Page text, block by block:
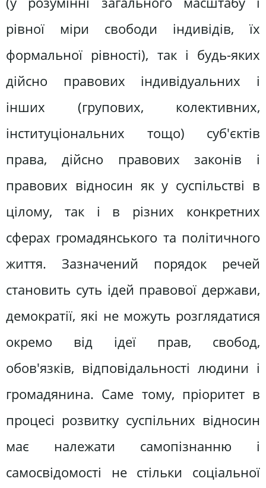
рівної міри свободи індивідів, їх
формальної рівності), так і будь-яких
дійсно правових індивідуальних і
інших (групових, колективних,
інституціональних тощо) суб'єктів
права, дійсно правових законів і
правових відносин як у суспільстві в
цілому, так і в різних конкретних
сферах громадянського та політичного
життя. Зазначений порядок речей
становить суть ідей правової держави,
демократії, які не можуть розглядатися
окремо від ідеї прав, свобод,
обов'язків, відповідальності людини і
громадянина. Саме тому, пріоритет в
процесі розвитку суспільних відносин
має належати самопізнанню і
самосвідомості не стільки соціальної